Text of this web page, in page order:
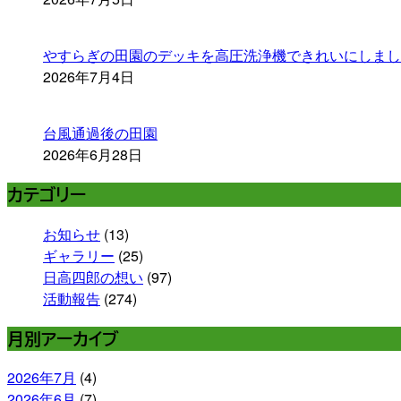
やすらぎの田園のデッキを高圧洗浄機できれいにしま
2026年7月4日
台風通過後の田園
2026年6月28日
カテゴリー
お知らせ (13)
ギャラリー (25)
日高四郎の想い (97)
活動報告 (274)
月別アーカイブ
2026年7月 (4)